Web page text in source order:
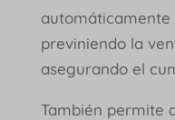
automáticamente
previniendo la
asegurando el
También permite